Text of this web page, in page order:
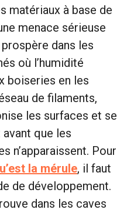
matériaux à base de
menace sérieuse
dans les
où l’humidité
boiseries en les
de filaments,
les surfaces et se
que les
n’apparaissent. Pour
la mérule, il faut
de développement.
dans les caves